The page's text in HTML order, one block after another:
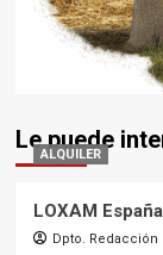
Le puede
ALQUILER
LOXAM
Dpto. Redacción